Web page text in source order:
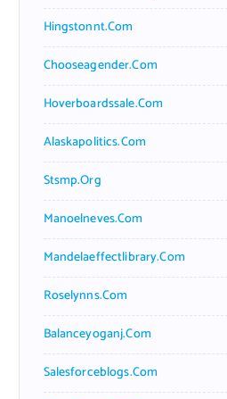
Hingstonnt.com
Chooseagender.com
Hoverboardssale.com
Alaskapolitics.com
Stsmp.org
Manoelneves.com
Mandelaeffectlibrary.com
Roselynns.com
Balanceyoganj.com
Salesforceblogs.com